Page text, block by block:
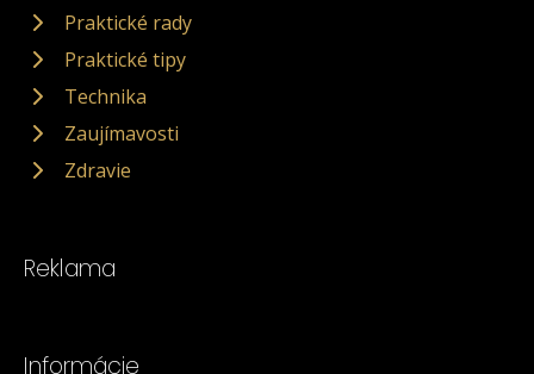
Praktické rady
Praktické tipy
Technika
Zaujímavosti
Zdravie
Reklama
Informácie